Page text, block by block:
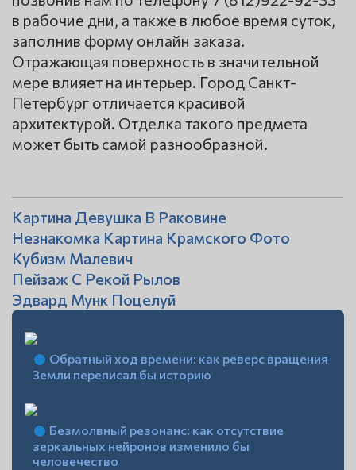
в рабочие дни, а также в любое время суток,
заполнив форму онлайн заказа.
Отражающая поверхность в значительной
мере влияет на интерьер. Город Санкт-
Петербург отличается красивой
архитектурой. Отделка такого предмета
может быть самой разнообразной.
Картина Девушка В Раковине
Незнакомка Картина Крамского Фото
Кубизм Малевич
Пейзаж С Рекой Рылов
Эдвард Мунк Поцелуй
Обратный ход времени: как реверс вращения
Земли переписал бы историю
Безмолвный резонанс: как отсутствие
зеркальных нейронов изменило бы
человечество